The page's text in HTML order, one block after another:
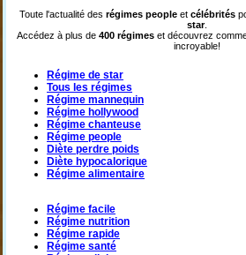
Toute l'actualité desrégimespeopleetcélébrités
star.
Accédez à plus de400 régimeset découvrez
incroyable!
Régime de star
Tous les régimes
Régime mannequin
Régime hollywood
Régime chanteuse
Régime people
Diète perdre poids
Diète hypocalorique
Régime alimentaire
Régime facile
Régime nutrition
Régime rapide
Régime santé